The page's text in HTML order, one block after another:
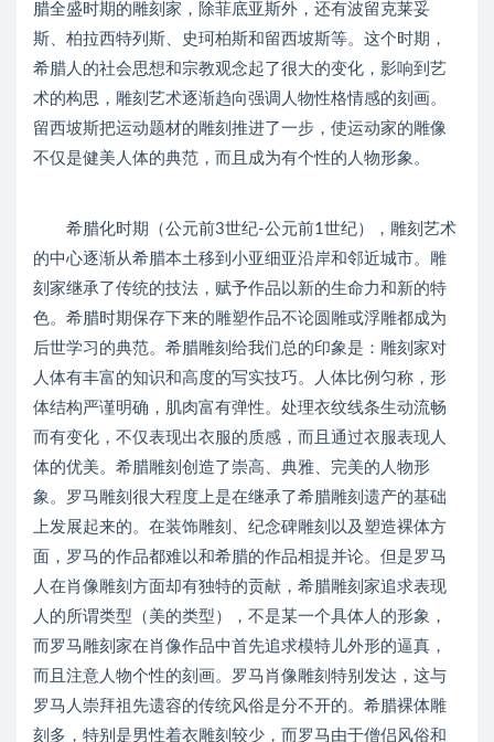
腊全盛时期的雕刻家，除菲底亚斯外，还有波留克莱妥
斯、柏拉西特列斯、史珂柏斯和留西坡斯等。这个时期，
希腊人的社会思想和宗教观念起了很大的变化，影响到艺
术的构思，雕刻艺术逐渐趋向强调人物性格情感的刻画。
留西坡斯把运动题材的雕刻推进了一步，使运动家的雕像
不仅是健美人体的典范，而且成为有个性的人物形象。
希腊化时期（公元前3世纪-公元前1世纪），雕刻艺术
的中心逐渐从希腊本土移到小亚细亚沿岸和邻近城市。雕
刻家继承了传统的技法，赋予作品以新的生命力和新的特
色。希腊时期保存下来的雕塑作品不论圆雕或浮雕都成为
后世学习的典范。希腊雕刻给我们总的印象是：雕刻家对
人体有丰富的知识和高度的写实技巧。人体比例匀称，形
体结构严谨明确，肌肉富有弹性。处理衣纹线条生动流畅
而有变化，不仅表现出衣服的质感，而且通过衣服表现人
体的优美。希腊雕刻创造了崇高、典雅、完美的人物形
象。罗马雕刻很大程度上是在继承了希腊雕刻遗产的基础
上发展起来的。在装饰雕刻、纪念碑雕刻以及塑造裸体方
面，罗马的作品都难以和希腊的作品相提并论。但是罗马
人在肖像雕刻方面却有独特的贡献，希腊雕刻家追求表现
人的所谓类型（美的类型），不是某一个具体人的形象，
而罗马雕刻家在肖像作品中首先追求模特儿外形的逼真，
而且注意人物个性的刻画。罗马肖像雕刻特别发达，这与
罗马人崇拜祖先遗容的传统风俗是分不开的。希腊裸体雕
刻多，特别是男性着衣雕刻较少，而罗马由于僧侣风俗和